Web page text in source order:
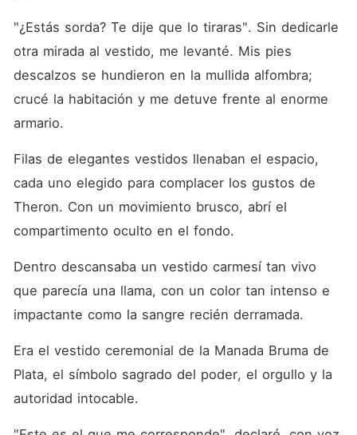
"¿Estás sorda? Te dije que lo tiraras". Sin dedicarle
otra mirada al vestido, me levanté. Mis pies
descalzos se hundieron en la mullida alfombra;
crucé la habitación y me detuve frente al enorme
armario.
Filas de elegantes vestidos llenaban el espacio,
cada uno elegido para complacer los gustos de
Theron. Con un movimiento brusco, abrí el
compartimento oculto en el fondo.
Dentro descansaba un vestido carmesí tan vivo
que parecía una llama, con un color tan intenso e
impactante como la sangre recién derramada.
Era el vestido ceremonial de la Manada Bruma de
Plata, el símbolo sagrado del poder, el orgullo y la
autoridad intocable.